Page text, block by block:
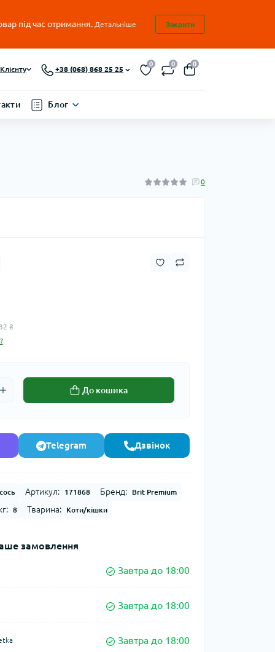
під час отримання. Детальніше Закрити
Клієнту +38 (068) 868 25 25
0 0 0
Блог
0
₴
До кошика
Telegram Дзвінок
Артикул: 171868 Бренд: Brit Premium
8 Тварина: Коти/кішки
замовлення
Завтра до 18:00
Завтра до 18:00
Завтра до 18:00